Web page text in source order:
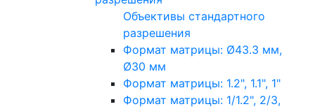
Объективы стандартного
разрешения
Формат матрицы: Ø43.3 мм,
Ø30 мм
Формат матрицы: 1.2", 1.1", 1"
Формат матрицы: 1/1.2", 2/3,